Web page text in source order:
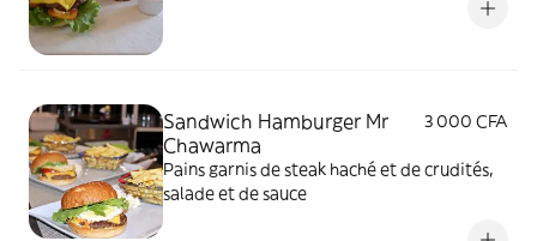
Sandwich Hamburger Mr
Chawarma
3 000 CFA
Pains garnis de steak haché et de crudités,
salade et de sauce